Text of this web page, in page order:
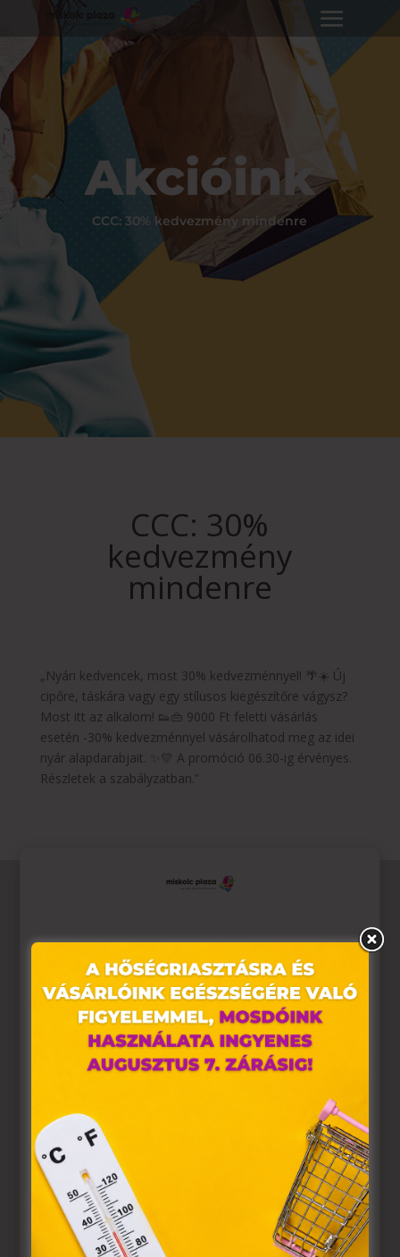
Akcióink
CCC: 30% kedvezmény mindenre
CCC: 30%
kedvezmény
mindenre
„Nyári kedvencek, most 30% kedvezménnyel! 🌴☀️ Új
cipőre, táskára vagy egy stílusos kiegészítőre vágysz?
Most itt az alkalom! 👟👜 9000 Ft feletti vásárlás
esetén -30% kedvezménnyel vásárolhatod meg az idei
nyár alapdarabjait. ✨💛 A promóció 06.30-ig érvényes.
Részletek a szabályzatban.”
Weboldalunkon „cookie"-kat (továbbiakban „süti")
alkalmazunk. Ezek olyan fájlok, melyek információt
tárolnak webes böngészőjében. Ehhez az Ön
hozzájárulása szükséges.
A „sütiket" az elektronikus hírközlésről szóló 2003. évi C.
törvény, az elektronikus kereskedelmi szolgáltatások, az
információs társadalommal összefüggő szolgáltatások
egyes kérdéseiről szóló 2001. évi CVIII. törvény, valamint
az Európai Unió előírásainak megfelelően használjuk.
Azon weblapoknak, melyek az Európai Unió országain
belül működnek, a „sütik" használatához, és ezeknek a
felhasználó számítógépén vagy egyéb eszközén történő
tárolásához a felhasználók hozzájárulását kell kérniük.